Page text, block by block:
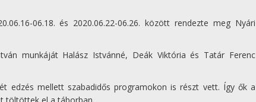
06.18. és 2020.06.22-06.26. között rendezte meg Nyári
munkáját Halász Istvánné, Deák Viktória és Tatár Ferenc
edzés mellett szabadidős programokon is részt vett. Így ők a